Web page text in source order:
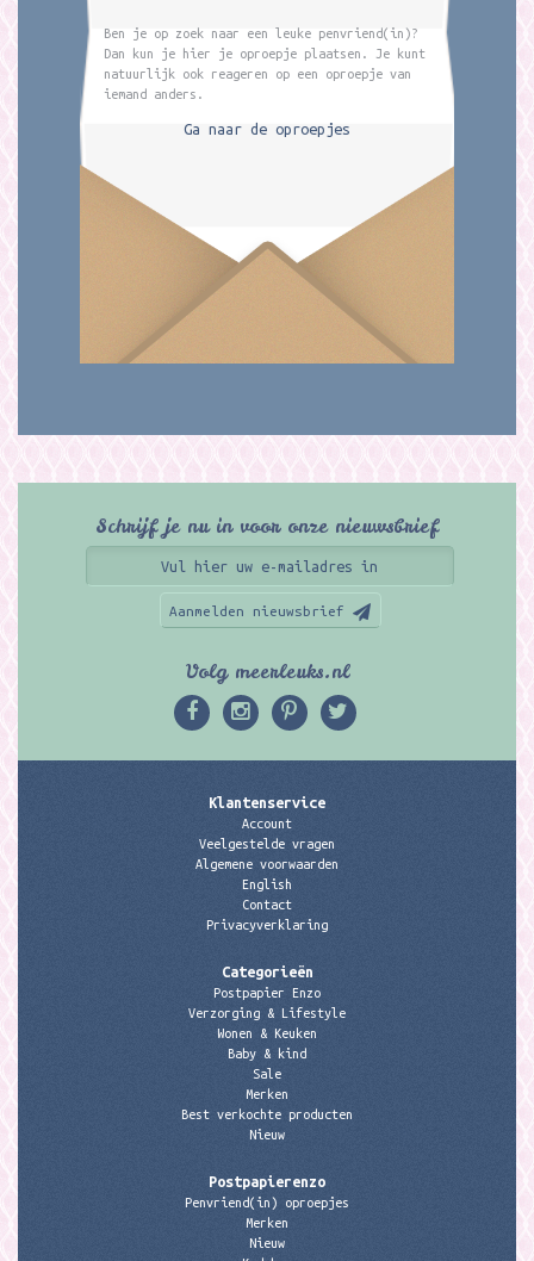
Ben je op zoek naar een leuke penvriend(in)?
Dan kun je hier je oproepje plaatsen. Je kunt
natuurlijk ook reageren op een oproepje van
iemand anders.
Ga naar de oproepjes
Schrijf je nu in voor onze nieuwsbrief
Aanmelden nieuwsbrief
Volg meerleuks.nl
Klantenservice
Account
Veelgestelde vragen
Algemene voorwaarden
English
Contact
Privacyverklaring
Categorieën
Postpapier Enzo
Verzorging & Lifestyle
Wonen & Keuken
Baby & kind
Sale
Merken
Best verkochte producten
Nieuw
Postpapierenzo
Penvriend(in) oproepjes
Merken
Nieuw